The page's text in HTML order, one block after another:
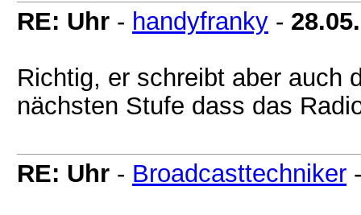
RE: Uhr - handyfranky -
Richtig, er schreibt aber auch
nächsten Stufe dass das
RE: Uhr - Broadcasttechniker